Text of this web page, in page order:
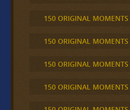
150 ORIGINAL
150 ORIGINAL MOMENTS
150 ORIGINAL MOMENTS
150 ORIGINAL